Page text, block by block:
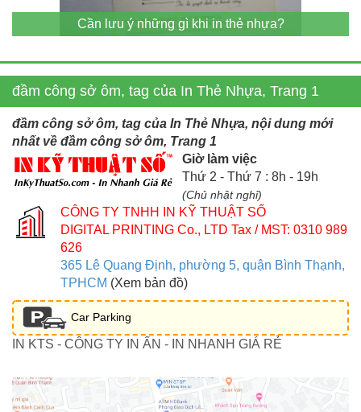
Cần lưu ý những gì khi in thẻ nhựa?
đầm công sở ôm, tag của In Thẻ Nhựa, Trang 1
đầm công sở ôm, tag của In Thẻ Nhựa, nội dung mới
nhất về đầm công sở ôm, Trang 1
Giờ làm việc
Thứ 2 - Thứ 7 : 8h - 19h
(Chủ nhật nghỉ)
CÔNG TY TNHH IN KỸ THUẬT SỐ
DIGITAL PRINTING Co., LTD Tax / MST: 0310 989
626
365 Lê Quang Định, phường 5, quận Bình Thạnh,
TPHCM (Xem bản đồ)
Car Parking
IN KTS - CÔNG TY IN ẤN - IN NHANH GIÁ RẺ